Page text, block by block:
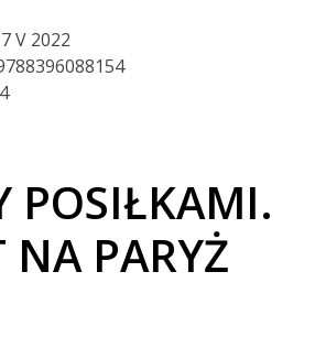
V 2022
POSIŁKAMI.
NA PARYŻ